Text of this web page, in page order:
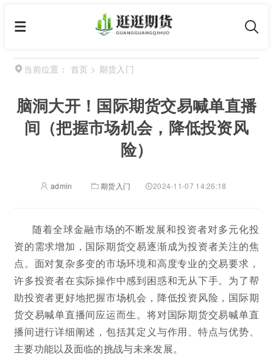
当前位置： 首页 > 期货入门
脑洞大开！国际期货交易喊单直播
间（把握市场机会，降低投资风
险）
admin 期货入门 2024-11-07 14:26:18
随着全球金融市场的不断发展和投资者对多元化投
资的需求增加，国际期货交易逐渐成为投资者关注的焦
点。面对复杂多变的市场环境和高度专业的交易要求，
许多投资者在实际操作中感到困惑和无从下手。为了帮
助投资者更好地把握市场机会，降低投资风险，国际期
货交易喊单直播间应运而生。将对国际期货交易喊单直
播间进行详细阐述，包括其定义与作用、特点与优势、
主要功能以及面临的挑战与未来发展。